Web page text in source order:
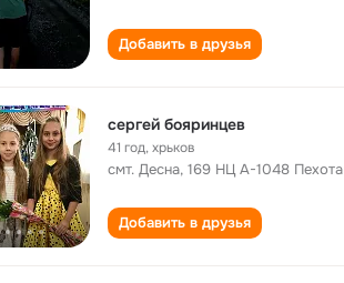
Добавить в друзья
сергей бояринцев
41 год,хрьков
смт. Десна, 169 НЦ А-1048 Пехота
Добавить в друзья